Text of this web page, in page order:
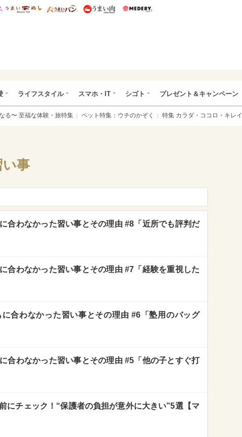
総研 ディズニー特集
mimot. うまいめし うまいパン うまい肉
ライフスタイル スマホ・IT シゴト プレゼント＆キャンペーン
る〜 至福な体験・旅特集 ペット特集：ウチのかぞく 特集 カラダ・ココロ・キレイ
事
合わなかった習い事とその理由 #8「近所でも評判だ
合わなかった習い事とその理由 #7「経験を重視した
合わなかった習い事とその理由 #6「塾用のバッグ
合わなかった習い事とその理由 #5「他の子とすぐ打
にチェック！“保護者の負担が意外に大きい”5選【マ